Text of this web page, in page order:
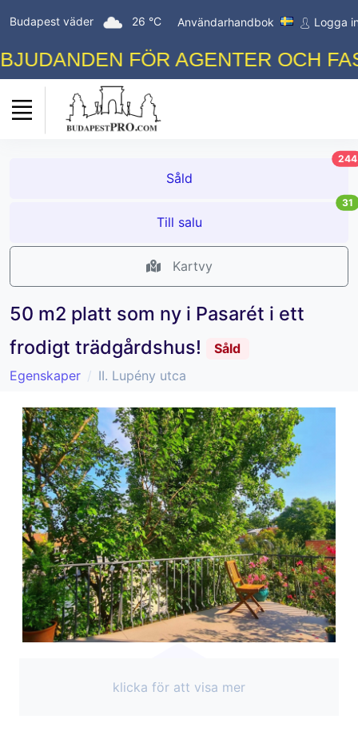
Budapest väder 26 °C Användarhandbok Logga
FÖR AGENTER OCH
Såld
244
Till salu
31
Kartvy
50 m2 platt som ny i Pasarét i ett
frodigt trädgårdshus!
Såld
Egenskaper
II. Lupény utca
klicka för att visa mer